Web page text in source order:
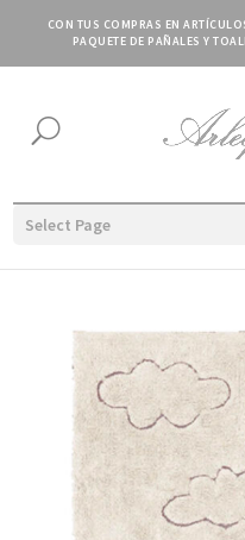
CON TUS COMPRAS EN
PAQUETE DE PAÑALES Y
U
Select Page